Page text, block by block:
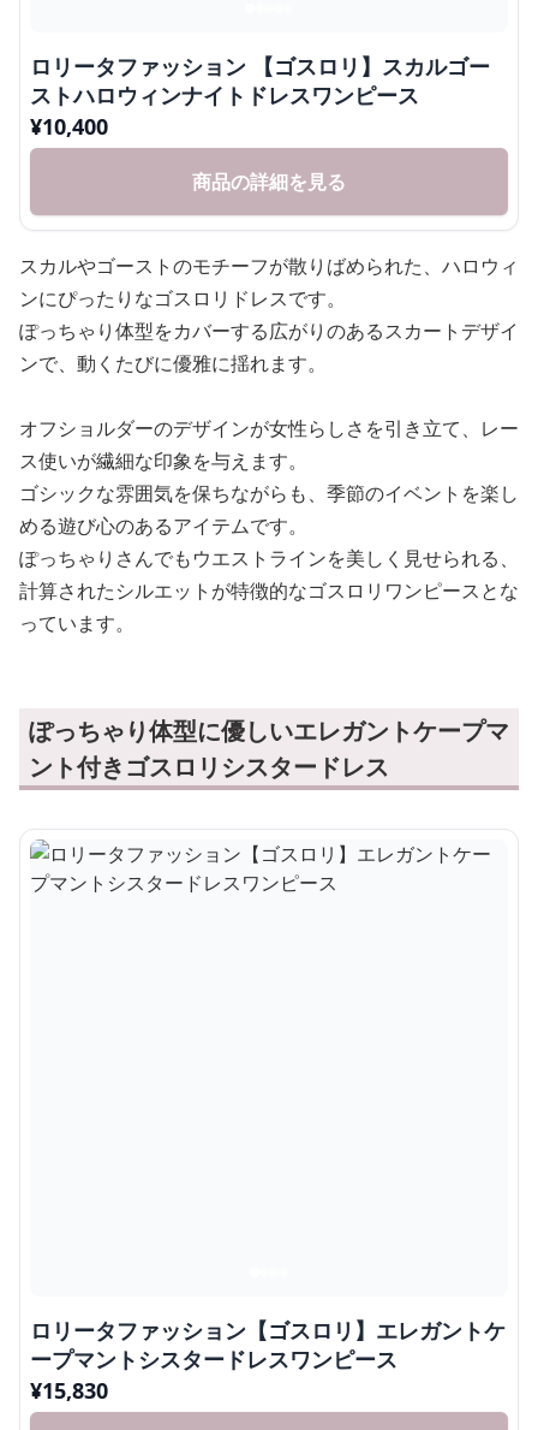
ロリータファッション 【ゴスロリ】スカルゴー
ストハロウィンナイトドレスワンピース
¥10,400
商品の詳細を見る
スカルやゴーストのモチーフが散りばめられた、ハロウィ
ンにぴったりなゴスロリドレスです。
ぽっちゃり体型をカバーする広がりのあるスカートデザイ
ンで、動くたびに優雅に揺れます。
オフショルダーのデザインが女性らしさを引き立て、レー
ス使いが繊細な印象を与えます。
ゴシックな雰囲気を保ちながらも、季節のイベントを楽し
める遊び心のあるアイテムです。
ぽっちゃりさんでもウエストラインを美しく見せられる、
計算されたシルエットが特徴的なゴスロリワンピースとな
っています。
ぽっちゃり体型に優しいエレガントケープマ
ント付きゴスロリシスタードレス
ロリータファッション【ゴスロリ】エレガントケ
ープマントシスタードレスワンピース
¥15,830